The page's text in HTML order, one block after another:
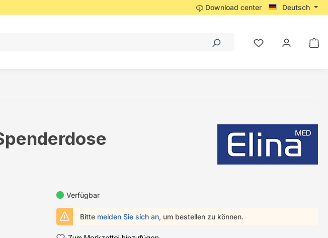
Download center Deutsch
Verfügbar
Bitte melden Sie sich an, um bestellen zu können.